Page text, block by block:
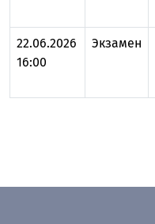
22.06.2026
16:00
Экзамен